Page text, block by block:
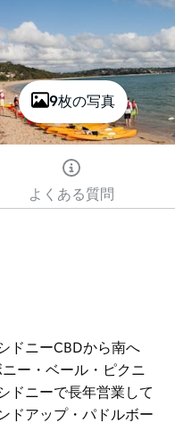
9枚の写真
よくある質問
ドニーCBDから南へ
ー・ベール・ピクニ
ドニーで長年営業して
ドアップ・パドルボー